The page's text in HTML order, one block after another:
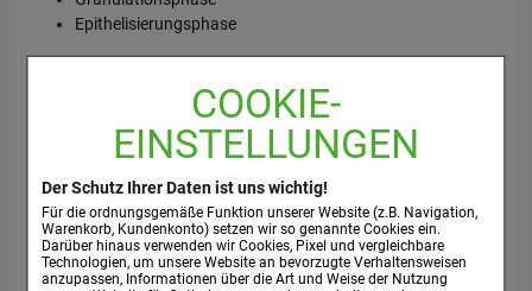
COOKIE-
EINSTELLUNGEN
Der Schutz Ihrer Daten ist uns wichtig!
Für die ordnungsgemäße Funktion unserer Website (z.B. Navigation,
Warenkorb, Kundenkonto) setzen wir so genannte Cookies ein.
Darüber hinaus verwenden wir Cookies, Pixel und vergleichbare
Technologien, um unsere Website an bevorzugte Verhaltensweisen
anzupassen, Informationen über die Art und Weise der Nutzung
Epithelisierungsphase
Chronische Wunden:
Diabetische Fußulcera
Akute Wunden:
Riss-, Schnitt und Schürfwunden